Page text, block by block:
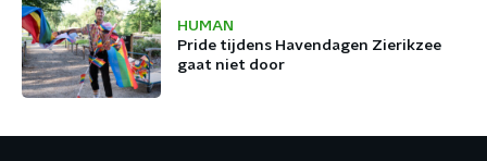
HUMAN
Pride tijdens Havendagen Zierikzee
gaat niet door